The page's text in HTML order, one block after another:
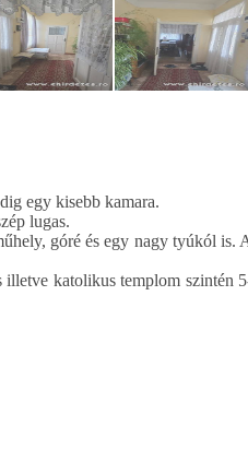
egy kisebb kamara.
lugas.
góré és egy nagy tyúkól is.
illetve katolikus templom szintén